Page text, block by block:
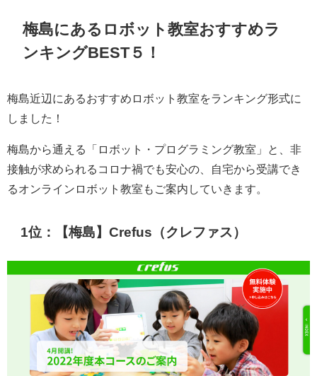
梅島にあるロボット教室おすすめラ
ンキングBEST５！
梅島近辺にあるおすすめロボット教室をランキング形式に
しました！
梅島から通える「ロボット・プログラミング教室」と、非
接触が求められるコロナ禍でも安心の、自宅から受講でき
るオンラインロボット教室もご案内していきます。
1位：【梅島】Crefus（クレファス）